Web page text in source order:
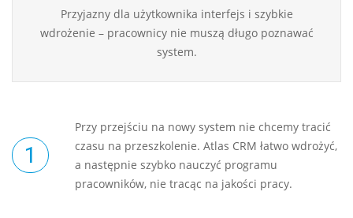
Przyjazny dla użytkownika interfejs i szybkie
wdrożenie – pracownicy nie muszą długo poznawać
system.
Przy przejściu na nowy system nie chcemy tracić
czasu na przeszkolenie. Atlas CRM łatwo wdrożyć,
a następnie szybko nauczyć programu
pracowników, nie tracąc na jakości pracy.